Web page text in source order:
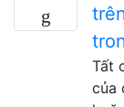
Tất
của